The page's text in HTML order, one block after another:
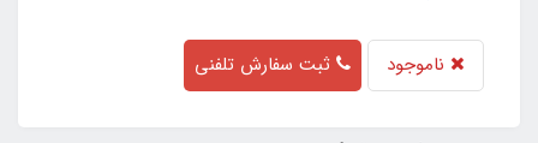
ناموجود ثبت سفارش تلفنی